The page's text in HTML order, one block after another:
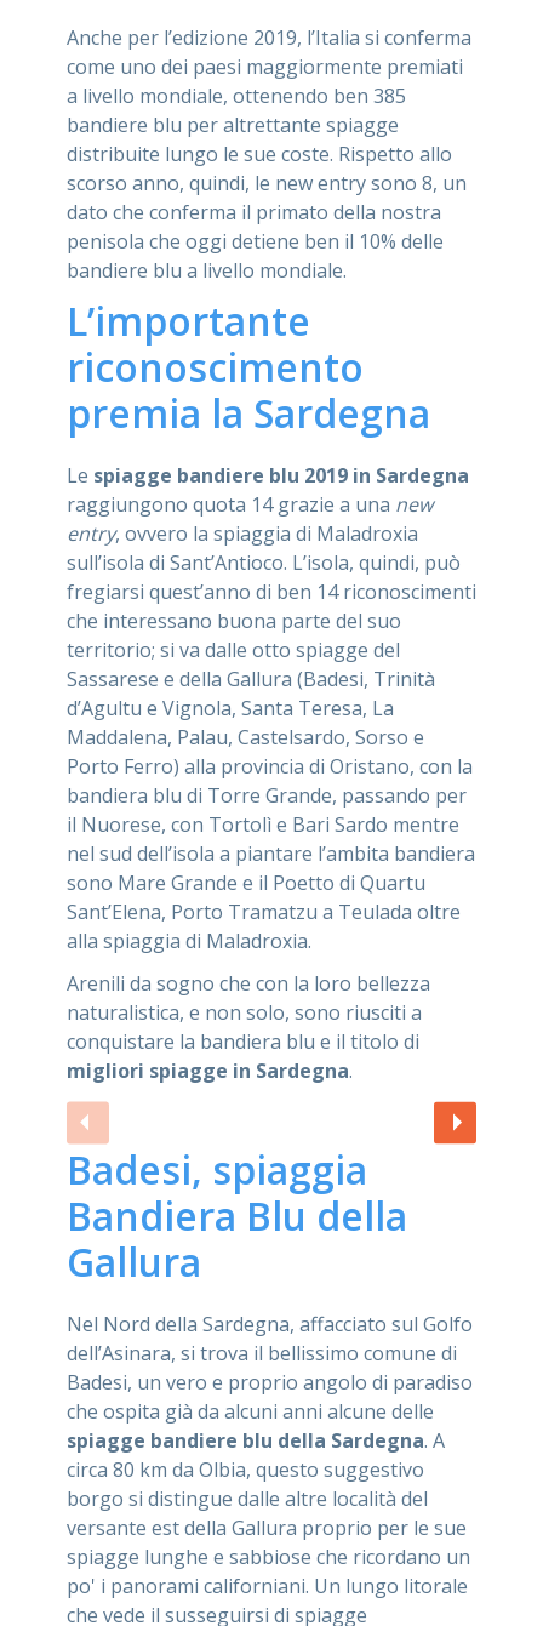
Anche per l’edizione 2019, l’Italia si conferma
come uno dei paesi maggiormente premiati
a livello mondiale, ottenendo ben 385
bandiere blu per altrettante spiagge
distribuite lungo le sue coste. Rispetto allo
scorso anno, quindi, le new entry sono 8, un
dato che conferma il primato della nostra
penisola che oggi detiene ben il 10% delle
bandiere blu a livello mondiale.
L’importante
riconoscimento
premia la Sardegna
Le spiagge bandiere blu 2019 in Sardegna
raggiungono quota 14 grazie a una new
entry, ovvero la spiaggia di Maladroxia
sull’isola di Sant’Antioco. L’isola, quindi, può
fregiarsi quest’anno di ben 14 riconoscimenti
che interessano buona parte del suo
territorio; si va dalle otto spiagge del
Sassarese e della Gallura (Badesi, Trinità
d’Agultu e Vignola, Santa Teresa, La
Maddalena, Palau, Castelsardo, Sorso e
Porto Ferro) alla provincia di Oristano, con la
bandiera blu di Torre Grande, passando per
il Nuorese, con Tortolì e Bari Sardo mentre
nel sud dell’isola a piantare l’ambita bandiera
sono Mare Grande e il Poetto di Quartu
Sant’Elena, Porto Tramatzu a Teulada oltre
alla spiaggia di Maladroxia.
Arenili da sogno che con la loro bellezza
naturalistica, e non solo, sono riusciti a
conquistare la bandiera blu e il titolo di
migliori spiagge in Sardegna.
Badesi, spiaggia
Bandiera Blu della
Gallura
Nel Nord della Sardegna, affacciato sul Golfo
dell’Asinara, si trova il bellissimo comune di
Badesi, un vero e proprio angolo di paradiso
che ospita già da alcuni anni alcune delle
spiagge bandiere blu della Sardegna. A
circa 80 km da Olbia, questo suggestivo
borgo si distingue dalle altre località del
versante est della Gallura proprio per le sue
spiagge lunghe e sabbiose che ricordano un
po' i panorami californiani. Un lungo litorale
che vede il susseguirsi di spiagge